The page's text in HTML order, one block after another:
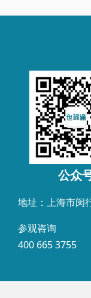
公众
地址：上海市闵
参观咨询
400 665 3755